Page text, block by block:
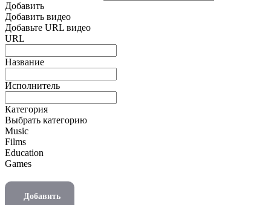
Добавить
Добавить видео
Добавьте URL видео
URL
Название
Исполнитель
Категория
Выбрать категорию
Music
Films
Education
Games
Добавить